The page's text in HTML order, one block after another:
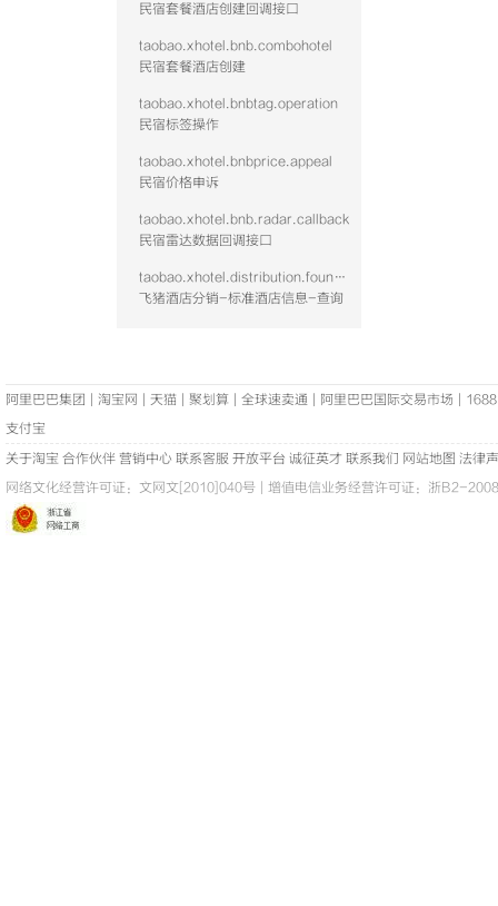
民宿套餐酒店创建回调接口
taobao.xhotel.bnb.combohotel
民宿套餐酒店创建
taobao.xhotel.bnbtag.operation
民宿标签操作
taobao.xhotel.bnbprice.appeal
民宿价格申诉
taobao.xhotel.bnb.radar.callback
民宿雷达数据回调接口
taobao.xhotel.distribution.foundation.hotel.query
飞猪酒店分销-标准酒店信息-查询
阿里巴巴集团 淘宝网 天猫 聚划算 全球速卖通 阿里巴巴国际交易市场
1688
支付宝
关于淘宝 合作伙伴 营销中心 联系客服 开放平台 诚征英才 联系我们 网站地图 法律
网络文化经营许可证： 文网文[2010]040号 增值电信业务经营许可证：浙B2-